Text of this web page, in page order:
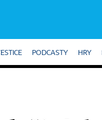
PODCASTY HRY